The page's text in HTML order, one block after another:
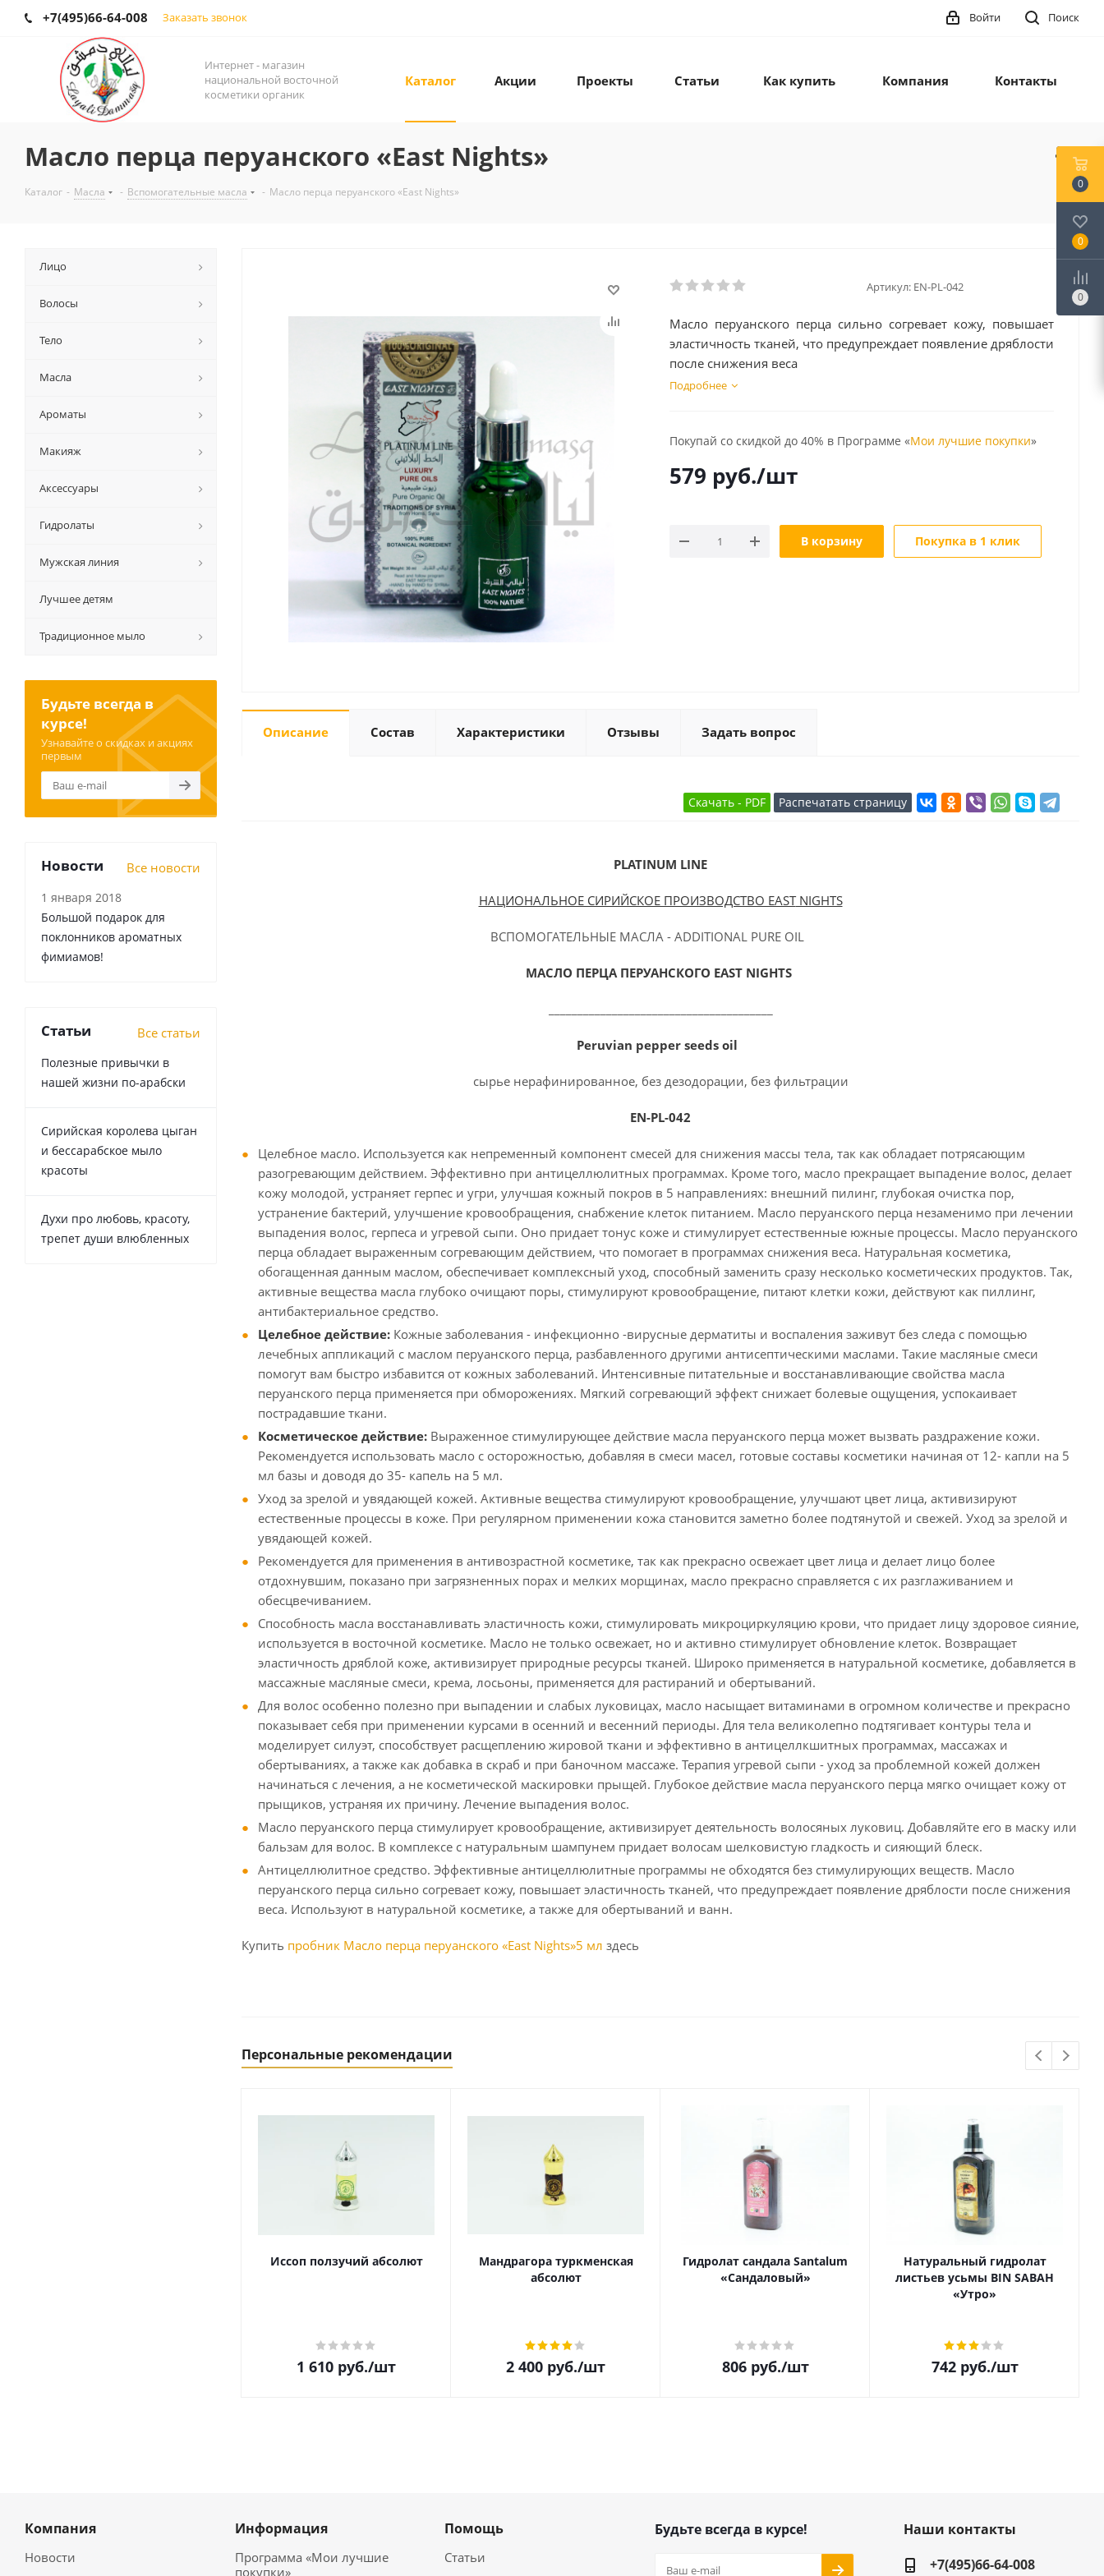
+7(495)66-64-008 Заказать звонок Поиск
Войти
Интернет - магазин
национальной восточной
косметики органик
Каталог Акции Проекты Статьи Как купить Компания Контакты
Масло перца перуанского «East Nights»
Каталог - Масла - Вспомогательные масла - Масло перца перуанского «East Nights»
Артикул: EN-PL-042
Масло перуанского перца сильно согревает кожу, повышает
эластичность тканей, что предупреждает появление дряблости
после снижения веса
Подробнее
Покупай со скидкой до 40% в Программе «Мои лучшие покупки»
579 руб./шт
В корзину Покупка в 1 клик
Описание Состав Характеристики Отзывы Задать вопрос
PLATINUM LINE
НАЦИОНАЛЬНОЕ СИРИЙСКОЕ ПРОИЗВОДСТВО EASTNIGHTS
ВСПОМОГАТЕЛЬНЫЕ МАСЛА - ADDITIONAL PURE OIL
МАСЛО ПЕРЦА ПЕРУАНСКОГО EAST NIGHTS
Peruvian pepper seeds oil
сырье нерафинированное, без дезодорации, без фильтрации
EN-PL-042
Целебное масло. Используется как непременный компонент смесей для снижения массы тела, так как обладает потрясающим
разогревающим действием. Эффективно при антицеллюлитных программах. Кроме того, масло прекращает выпадение волос, делает
кожу молодой, устраняет герпес и угри, улучшая кожный покров в 5 направлениях: внешний пилинг, глубокая очистка пор,
устранение бактерий, улучшение кровообращения, снабжение клеток питанием. Масло перуанского перца незаменимо при лечении
выпадения волос, герпеса и угревой сыпи. Оно придает тонус коже и стимулирует естественные южные процессы. Масло перуанского
перца обладает выраженным согревающим действием, что помогает в программах снижения веса. Натуральная косметика,
обогащенная данным маслом, обеспечивает комплексный уход, способный заменить сразу несколько косметических продуктов. Так,
активные вещества масла глубоко очищают поры, стимулируют кровообращение, питают клетки кожи, действуют как пиллинг,
антибактериальное средство.
Целебное действие: Кожные заболевания - инфекционно -вирусные дерматиты и воспаления заживут без следа с помощью
лечебных аппликаций с маслом перуанского перца, разбавленного другими антисептическими маслами. Такие масляные смеси
помогут вам быстро избавится от кожных заболеваний. Интенсивные питательные и восстанавливающие свойства масла
перуанского перца применяется при обморожениях. Мягкий согревающий эффект снижает болевые ощущения, успокаивает
пострадавшие ткани.
Косметическое действие: Выраженное стимулирующее действие масла перуанского перца может вызвать раздражение кожи.
Рекомендуется использовать масло с осторожностью, добавляя в смеси масел, готовые составы косметики начиная от 12- капли на 5
мл базы и доводя до 35- капель на 5 мл.
Уход за зрелой и увядающей кожей. Активные вещества стимулируют кровообращение, улучшают цвет лица, активизируют
естественные процессы в коже. При регулярном применении кожа становится заметно более подтянутой и свежей. Уход за зрелой и
увядающей кожей.
Рекомендуется для применения в антивозрастной косметике, так как прекрасно освежает цвет лица и делает лицо более
отдохнувшим, показано при загрязненных порах и мелких морщинах, масло прекрасно справляется с их разглаживанием и
обесцвечиванием.
Способность масла восстанавливать эластичность кожи, стимулировать микроциркуляцию крови, что придает лицу здоровое сияние,
используется в восточной косметике. Масло не только освежает, но и активно стимулирует обновление клеток. Возвращает
эластичность дряблой коже, активизирует природные ресурсы тканей. Широко применяется в натуральной косметике, добавляется в
массажные масляные смеси, крема, лосьоны, применяется для растираний и обертываний.
Для волос особенно полезно при выпадении и слабых луковицах, масло насыщает витаминами в огромном количестве и прекрасно
показывает себя при применении курсами в осенний и весенний периоды. Для тела великолепно подтягивает контуры тела и
моделирует силуэт, способствует расщеплению жировой ткани и эффективно в антицеллкшитных программах, массажах и
обертываниях, а также как добавка в скраб и при баночном массаже. Терапия угревой сыпи - уход за проблемной кожей должен
начинаться с лечения, а не косметической маскировки прыщей. Глубокое действие масла перуанского перца мягко очищает кожу от
прыщиков, устраняя их причину. Лечение выпадения волос.
Масло перуанского перца стимулирует кровообращение, активизирует деятельность волосяных луковиц. Добавляйте его в маску или
бальзам для волос. В комплексе с натуральным шампунем придает волосам шелковистую гладкость и сияющий блеск.
Антицеллюлитное средство. Эффективные антицеллюлитные программы не обходятся без стимулирующих веществ. Масло
перуанского перца сильно согревает кожу, повышает эластичность тканей, что предупреждает появление дряблости после снижения
веса. Используют в натуральной косметике, а также для обертываний и ванн.
Купить пробник Масло перца перуанского «East Nights»5 мл здесь
Персональные рекомендации
Иссоп ползучий абсолют
1 610 руб./шт
Мандрагора туркменская
абсолют
2 400 руб./шт
Гидролат сандала Santalum
«Сандаловый»
806руб./шт
Натуральный гидролат
листьев усьмы BIN SABAH
«Утро»
742руб./шт
Лицо
Волосы
Тело
Масла
Ароматы
Макияж
Аксессуары
Гидролаты
Мужская линия
Лучшее детям
Традиционное мыло
Будьте всегда в
курсе!
Узнавайте о скидках и акциях
первым
Новости Все новости
1 января 2018
Большой подарок для
поклонников ароматных
фимиамов!
Статьи Все статьи
Полезные привычки в
нашей жизни по-арабски
Сирийская королева цыган
и бессарабское мыло
красоты
Духи про любовь, красоту,
трепет души влюбленных
Компания
Новости
Информация
Программа «Мои лучшие
покупки»
Помощь
Статьи
Будьте всегда в курсе!
Наши контакты
+7(495)66-64-008
0
0
0